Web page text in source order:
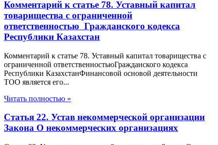
Комментарий к статье 78. Уставный капитал
товарищества с ограниченной
ответственностью Гражданского кодекса
Республики Казахстан
Комментарий к статье 78. Уставный капитал товарищества с
ограниченной ответственностьюГражданского кодекса
Республики КазахстанФинансовой основой деятельности
ТОО является его...
Читать полностью »
Статья 22. Устав некоммерческой организации
Закона О некоммерческих организациях